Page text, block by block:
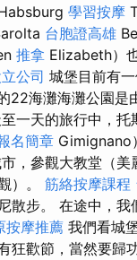
學習按摩
台胞證高雄
推拿 Elizabeth）
公司 城堡目前有
22海灘海灘公園是
一天的旅行中，
名簡章 Gimignano
，參觀大教堂（
）。 筋絡按摩課程
散步。 在途中，
按摩推薦 我們看城
狂歡節，當然要歸